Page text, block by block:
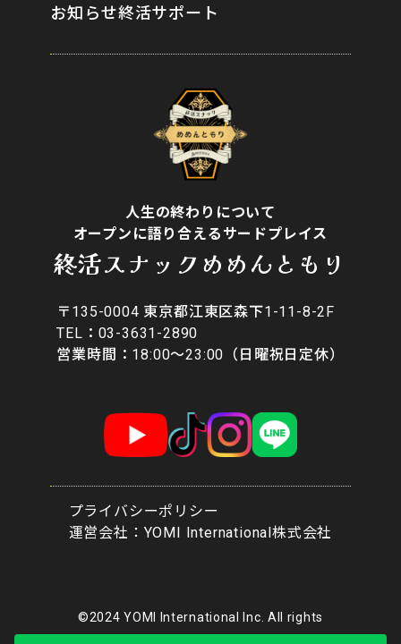
お知らせ終活サポート
人生の終わりについて
オープンに語り合えるサードプレイス
終活スナックめめんともり
〒135-0004 東京都江東区森下1-11-8-2F
​TEL：03-3631-2890
営業時間：18:00〜23:00（日曜祝日定休）
プライバシーポリシー
​運営会社：YOMI International株式会社
©2024 YOMI International Inc. All rights
reserved.